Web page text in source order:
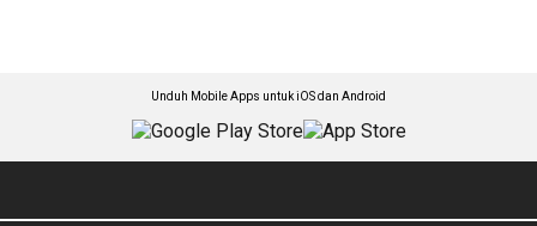
Unduh Mobile Apps untuk iOS dan Android